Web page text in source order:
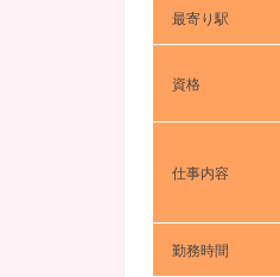
最寄り駅
資格
仕事内容
勤務時間